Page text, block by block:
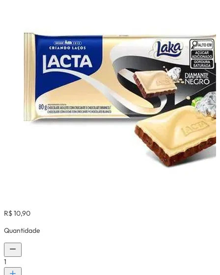
R$ 10,90
Quantidade
1